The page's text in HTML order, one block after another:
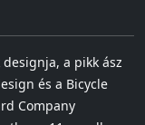
a pikk ász
és a Bicycle
Company